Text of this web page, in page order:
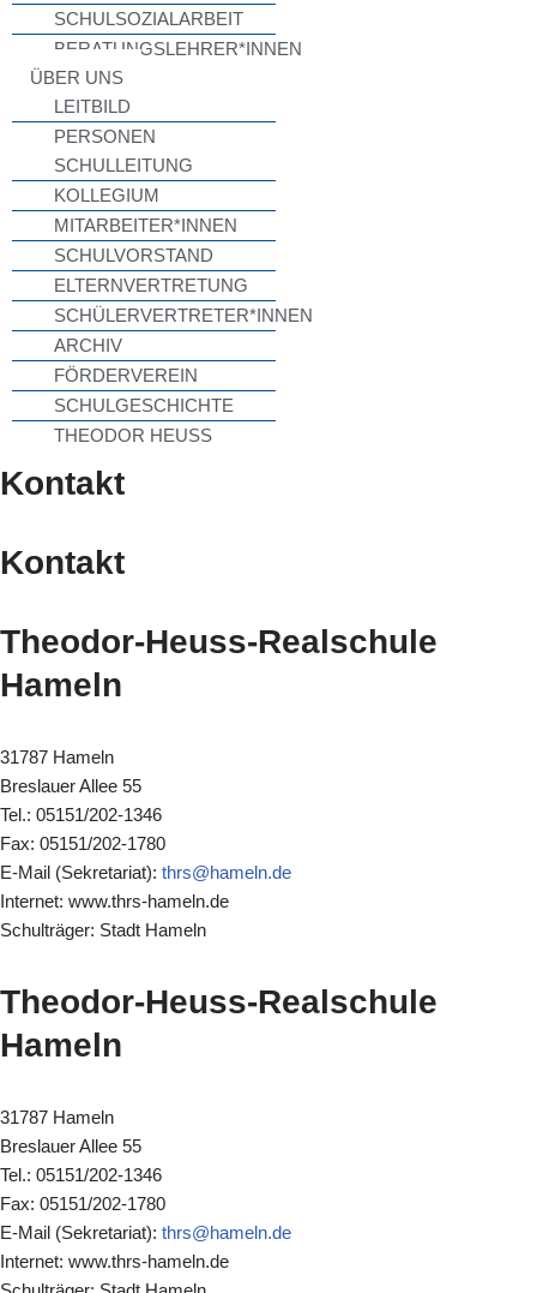
SCHULSOZIALARBEIT
BERATUNGSLEHRER*INNEN
ÜBER UNS
LEITBILD
PERSONEN
SCHULLEITUNG
KOLLEGIUM
MITARBEITER*INNEN
SCHULVORSTAND
ELTERNVERTRETUNG
SCHÜLERVERTRETER*INNEN
ARCHIV
FÖRDERVEREIN
SCHULGESCHICHTE
THEODOR HEUSS
Kontakt
Kontakt
Theodor-Heuss-Realschule
Hameln
31787 Hameln
Breslauer Allee 55
Tel.: 05151/202-1346
Fax: 05151/202-1780
E-Mail (Sekretariat): thrs@hameln.de
Internet: www.thrs-hameln.de
Schulträger: Stadt Hameln
Theodor-Heuss-Realschule
Hameln
31787 Hameln
Breslauer Allee 55
Tel.: 05151/202-1346
Fax: 05151/202-1780
E-Mail (Sekretariat): thrs@hameln.de
Internet: www.thrs-hameln.de